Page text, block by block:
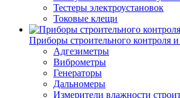
Тестеры электроустановок
Токовые клещи
Приборы строительного контроля
Адгезиметры
Виброметры
Генераторы
Дальномеры
Измерители влажности